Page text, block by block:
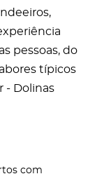
pessoas, do
típicos
- Dolinas
com